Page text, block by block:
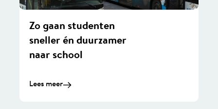
Zo gaan studenten
sneller én duurzamer
naar school
Lees meer